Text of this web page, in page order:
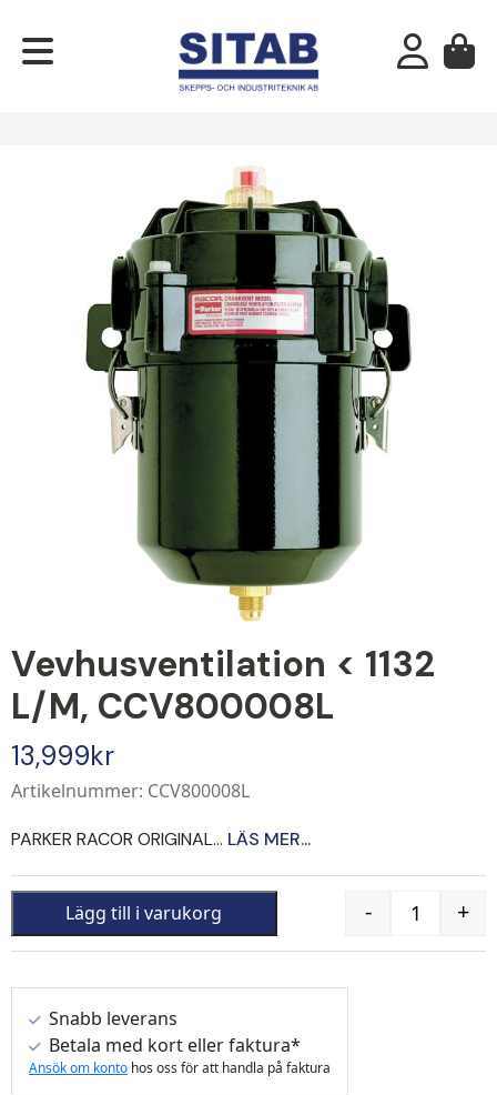
Vevhusventilation < 1132
L/m, CCV800008L
13,999kr
Artikelnummer: CCV800008L
PARKER RACOR ORIGINAL... LÄS MER...
Quantity
- +
Lägg till i varukorg
Snabb leverans
Betala med kort eller faktura*
Ansök om konto hos oss för att handla på faktura